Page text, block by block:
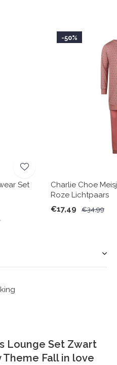
Set
-50%
Charlie Choe
Roze Lichtpaars
€17,49
€34,99
Lounge Set Zwart
Theme Fall in love